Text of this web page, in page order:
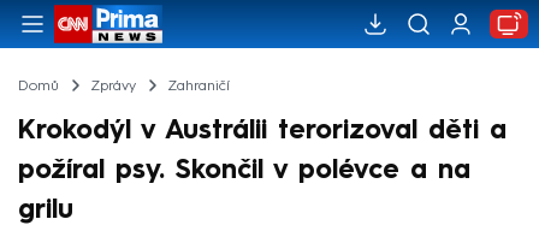
Domů Zprávy Zahraničí
Krokodýl v Austrálii terorizoval děti a
požíral psy. Skončil v polévce a na
grilu